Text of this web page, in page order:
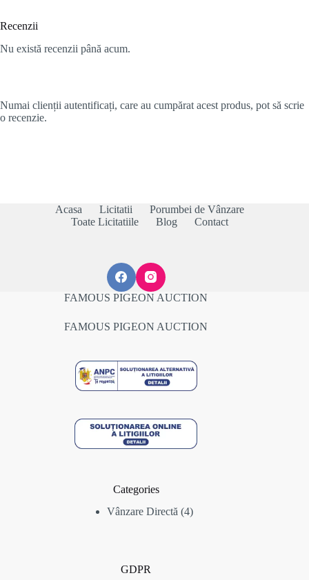
Recenzii
Nu există recenzii până acum.
Numai clienții autentificați, care au cumpărat acest produs, pot să scrie
o recenzie.
Acasa Licitatii
Porumbei de Vânzare
Toate Licitatiile
Blog Contact
FAMOUS PIGEON AUCTION
FAMOUS PIGEON AUCTION
Categories
Vânzare Directă 44
GDPR